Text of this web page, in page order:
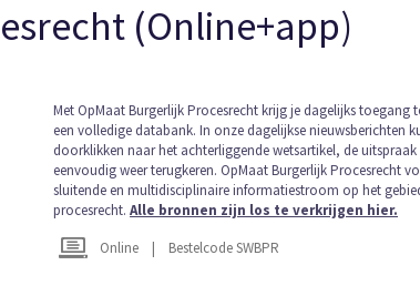
(Online+app)
Online | Bestelcode SWBPR
Ga
naar
het
begin
van
de
afbeeldingen-
Met OpMaat Burgerlijk Procesrecht krijg je dagelijks toegang
een volledige databank. In onze dagelijkse nieuwsberichten
doorklikken naar het achterliggende wetsartikel, de
eenvoudig weer terugkeren. OpMaat Burgerlijk Procesrecht
sluitende en multidisciplinaire informatiestroom op het
procesrecht.Alle bronnen zijn los te verkrijgen hier.